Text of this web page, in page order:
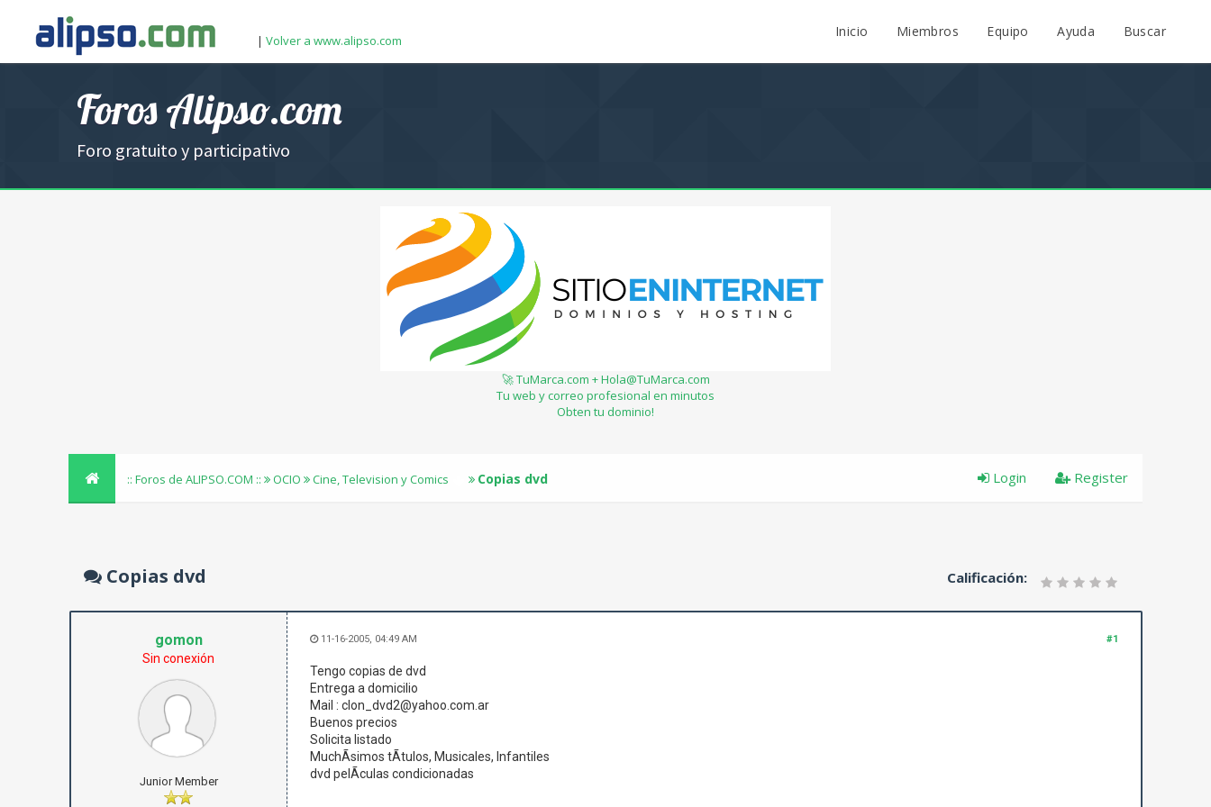
| Volver a www.alipso.com
Inicio Miembros Equipo Ayuda Buscar
Foros Alipso.com
Foro gratuito y participativo
🚀 TuMarca.com + Hola@TuMarca.com
Tu web y correo profesional en minutos
Obten tu dominio!
:: Foros de ALIPSO.COM :: OCIO Cine, Television y Comics Copias dvd Register
Login
Calificación:
Copias dvd
gomon
Sin conexión
Junior Member
#1
11-16-2005, 04:49 AM
Tengo copias de dvd
Entrega a domicilio
Mail : clon_dvd2@yahoo.com.ar
Buenos precios
Solicita listado
MuchÃ­simos tÃ­tulos, Musicales, Infantiles
dvd pelÃ­culas condicionadas